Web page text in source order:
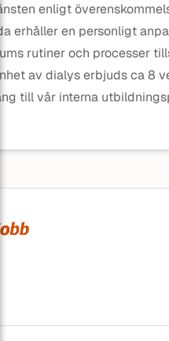
enligt
erhåller en personligt
rutiner och processer
av dialys erbjuds ca 8
till vår interna